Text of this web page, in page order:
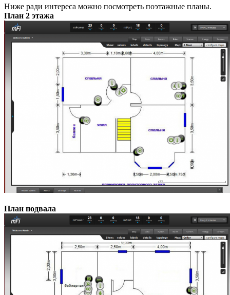
Ниже ради интереса можно посмотреть поэтажные планы.
План 2 этажа
План подвала